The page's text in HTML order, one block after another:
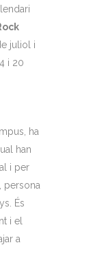
juliol i
i 20
ha
han
i per
persona
És
i el
a